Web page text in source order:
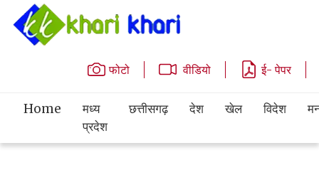
फोटो वीडियो ई- पेपर
Home
मध्य
प्रदेश
छत्तीसगढ़ देश खेल विदेश